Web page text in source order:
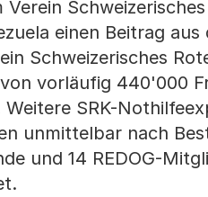
einen Beitrag
Schweizerisches
vorläufig 440'000
SRK-
unmittelbar nach
und 14 REDOG-